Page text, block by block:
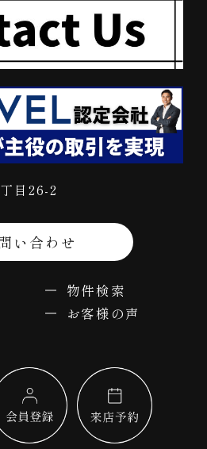
目26-2
い合わせ
物件検索
お客様の声